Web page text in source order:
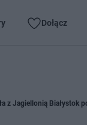
Dołącz
z Jagiellonią